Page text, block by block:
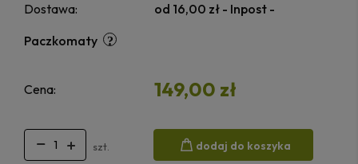
Dostawa:
od 16,00 zł - Inpost -
Paczkomaty
Cena: 149,00 zł
szt. dodaj do koszyka